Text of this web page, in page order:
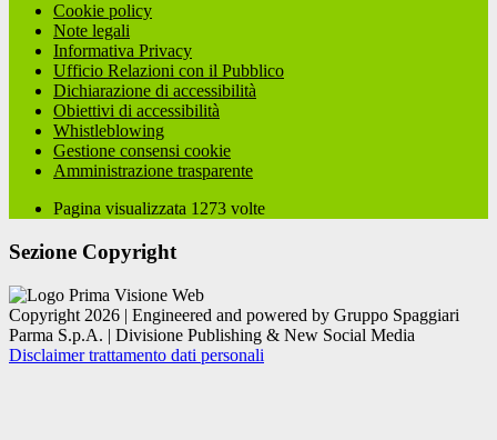
Cookie policy
Note legali
Informativa Privacy
Ufficio Relazioni con il Pubblico
Dichiarazione di accessibilità
Obiettivi di accessibilità
Whistleblowing
Gestione consensi cookie
Amministrazione trasparente
Pagina visualizzata 1273 volte
Sezione Copyright
Copyright 2026 | Engineered and powered by Gruppo Spaggiari
Parma S.p.A. | Divisione Publishing & New Social Media
Disclaimer trattamento dati personali